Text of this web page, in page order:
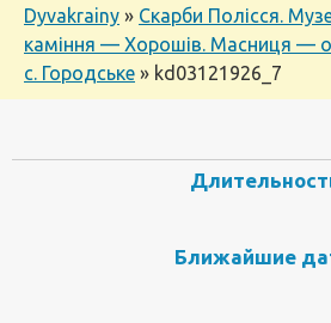
Dyvakrainy » Скарби Полісся.
каміння — Хорошів. Масниця —
с. Городське » kd03121926_7
Ближайшие